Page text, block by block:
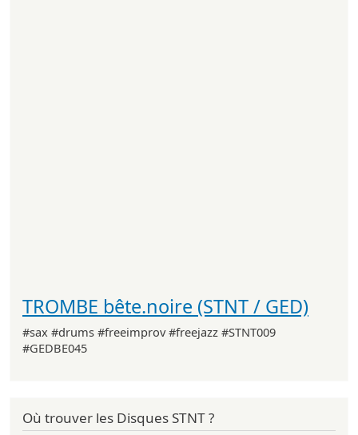
TROMBE bête.noire (STNT / GED)
#sax #drums #freeimprov #freejazz #STNT009
#GEDBE045
Où trouver les Disques STNT ?